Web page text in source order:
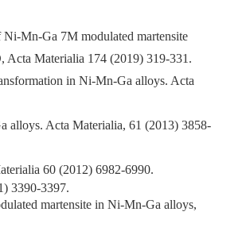
Mn-Ga 7M modulated martensite
Acta Materialia 174 (2019) 319-331.
in Ni-Mn-Ga alloys. Acta
alloys. Acta Materialia, 61 (2013) 3858-
60 (2012) 6982-6990.
3390-3397.
martensite in Ni-Mn-Ga alloys,